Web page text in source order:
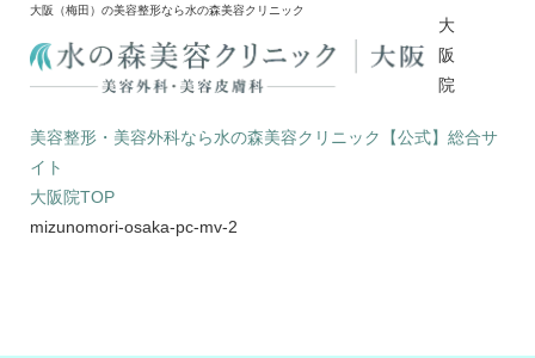
大阪（梅田）の美容整形なら水の森美容クリニック
大
阪
院
美容整形・美容外科なら水の森美容クリニック【公式】総合サ
イト
大阪院TOP
mizunomori-osaka-pc-mv-2